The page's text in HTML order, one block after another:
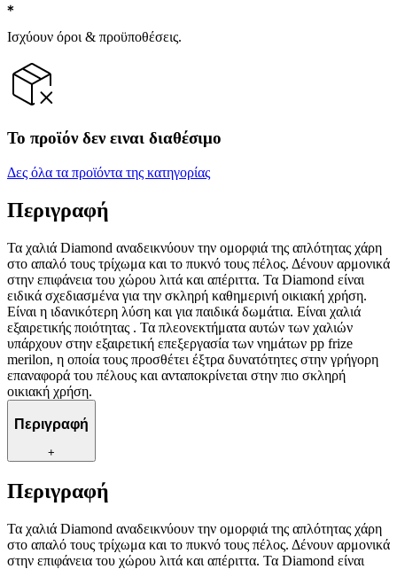
Ισχύουν όροι & προϋποθέσεις.
Το προϊόν δεν ειναι διαθέσιμο
Δες όλα τα προϊόντα της κατηγορίας
Περιγραφή
Τα χαλιά Diamond αναδεικνύουν την ομορφιά της απλότητας χάρη
στο απαλό τους τρίχωμα και το πυκνό τους πέλος. Δένουν αρμονικά
στην επιφάνεια του χώρου λιτά και απέριττα. Τα Diamond είναι
ειδικά σχεδιασμένα για την σκληρή καθημερινή οικιακή χρήση.
Είναι η ιδανικότερη λύση και για παιδικά δωμάτια. Είναι χαλιά
εξαιρετικής ποιότητας . Τα πλεονεκτήματα αυτών των χαλιών
υπάρχουν στην εξαιρετική επεξεργασία των νημάτων pp frize
merilon, η οποία τους προσθέτει έξτρα δυνατότητες στην γρήγορη
επαναφορά του πέλους και ανταποκρίνεται στην πιο σκληρή
οικιακή χρήση.
Περιγραφή
+
Περιγραφή
Τα χαλιά Diamond αναδεικνύουν την ομορφιά της απλότητας χάρη
στο απαλό τους τρίχωμα και το πυκνό τους πέλος. Δένουν αρμονικά
στην επιφάνεια του χώρου λιτά και απέριττα. Τα Diamond είναι